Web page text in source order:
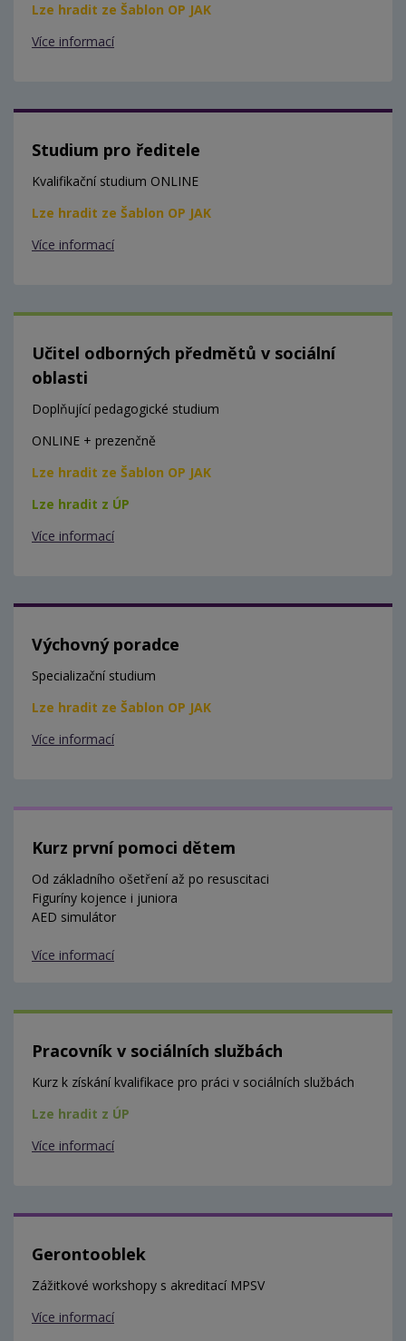
Lze hradit ze Šablon OP JAK
Více informací
Studium pro ředitele
Kvalifikační studium ONLINE
Lze hradit ze Šablon OP JAK
Více informací
Učitel odborných předmětů v sociální
oblasti
Doplňující pedagogické studium
ONLINE + prezenčně
Lze hradit ze Šablon OP JAK
Lze hradit z ÚP
Více informací
Výchovný poradce
Specializační studium
Lze hradit ze Šablon OP JAK
Více informací
Kurz první pomoci dětem
Od základního ošetření až po resuscitaci
Figuríny kojence i juniora
AED simulátor
Více informací
Pracovník v sociálních službách
Kurz k získání kvalifikace pro práci v sociálních službách
Lze hradit z ÚP
Více informací
Gerontooblek
Zážitkové workshopy s akreditací MPSV
Více informací